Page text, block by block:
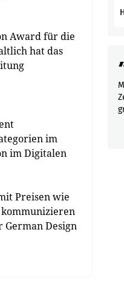
Award für die
hat das
im
im Digitalen
Preisen wie
Design